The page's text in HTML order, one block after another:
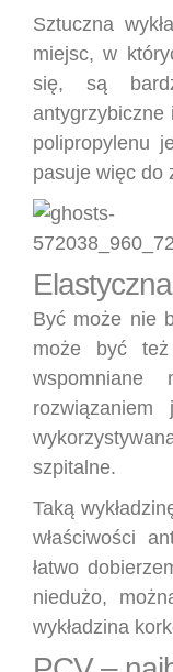
Sztuczna
miejsc, w
się, są
antygrzybiczne
polipropylenu
pasuje więc do
Być może nie
może być
szpitalne.
Taką
właściwości
łatwo
niedużo,
wykładzina